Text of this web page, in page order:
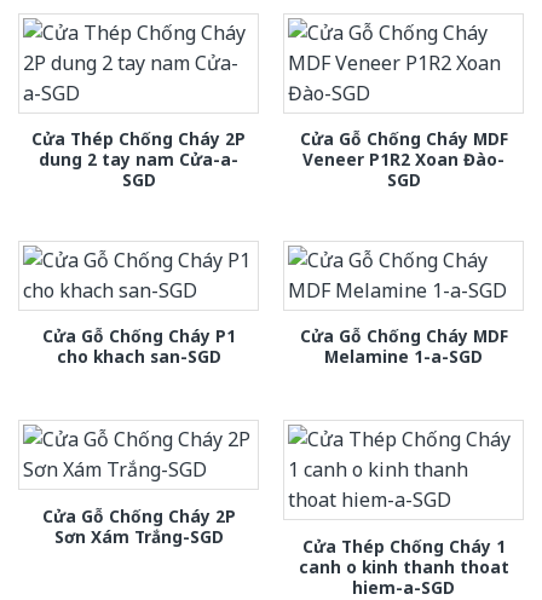
Cửa Thép Chống Cháy 2P
dung 2 tay nam Cửa-a-
SGD
Cửa Gỗ Chống Cháy MDF
Veneer P1R2 Xoan Đào-
SGD
Cửa Gỗ Chống Cháy P1
cho khach san-SGD
Cửa Gỗ Chống Cháy MDF
Melamine 1-a-SGD
Cửa Gỗ Chống Cháy 2P
Sơn Xám Trắng-SGD
Cửa Thép Chống Cháy 1
canh o kinh thanh thoat
hiem-a-SGD